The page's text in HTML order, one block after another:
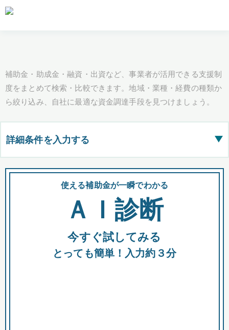
補助金・助成金・融資・出資など、事業者が活用できる支援制
度をまとめて検索・比較できます。地域・業種・経費の種類か
ら絞り込み、自社に最適な資金調達手段を見つけましょう。
詳細条件を入力する ▶
都道府県
全国の検索結果を含めて表示
助成金 融資 出資
使える補助金が一瞬でわかる
ＡＩ診断
今すぐ試してみる
とっても簡単！入力約３分